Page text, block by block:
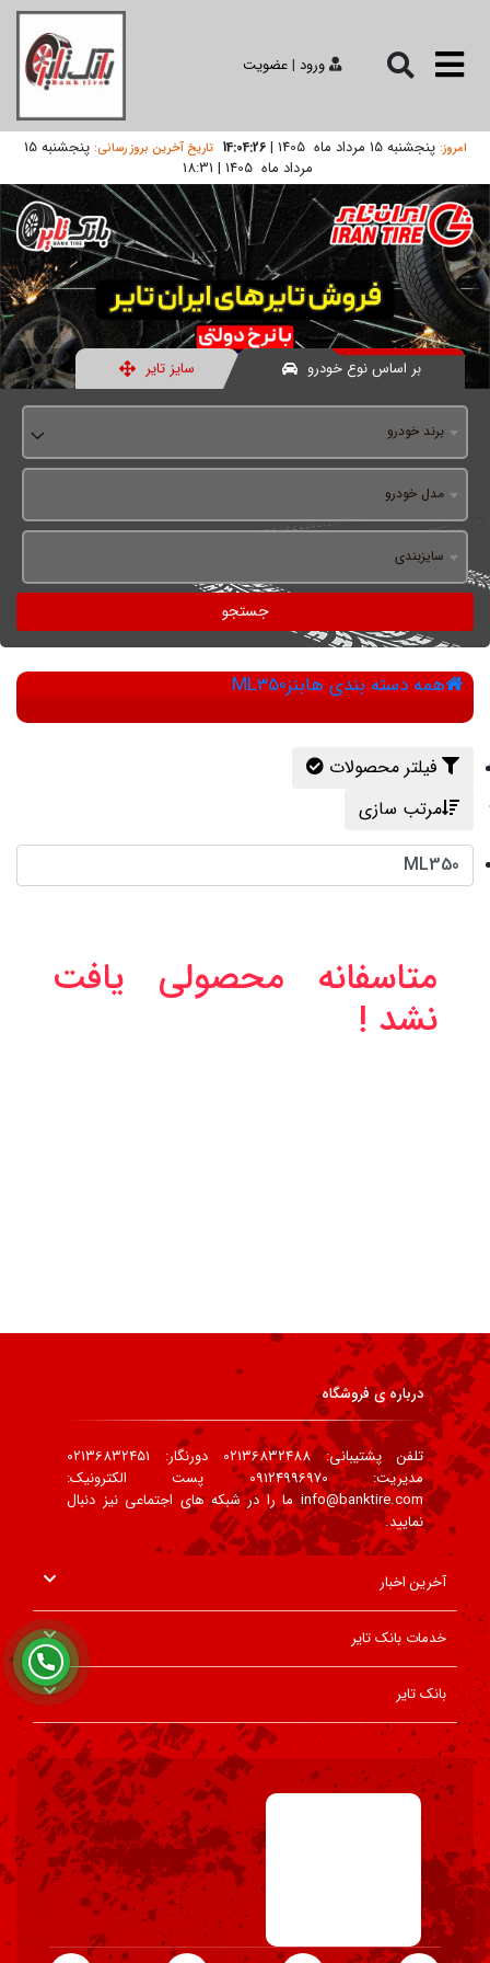
ورود |عضویت
امروز: پنجشنبه 15 مرداد ماه 1405 |
14:04:26 تاریخ آخرین بروز رسانی:
پنجشنبه 15
مرداد ماه 1405
|
18:31
بر اساس نوع خودرو سایز تایر
برند خودرو
مدل خودرو
سایزبندی
جستجو
همه دسته بندی هابنزML350
فیلتر محصولات
مرتب سازی
ML350
متاسفانه محصولی یافت
نشد !
درباره ی فروشگاه
تلفن پشتیبانی: 02136832488 دورنگار: 02136832451
مدیریت: 09124996970 پست الکترونیک:
info@banktire.com ما را در شبکه های اجتماعی نیز دنبال
نمایید.
آخرین اخبار
خدمات بانک تایر
بانک تایر